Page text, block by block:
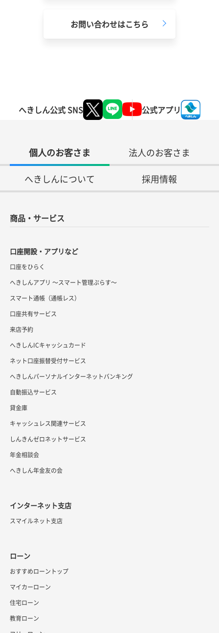
お問い合わせはこちら
へきしん公式 SNS 公式アプリ
個人のお客さま
法人のお客さま
へきしんについて
採用情報
商品・サービス
口座開設・アプリなど
口座をひらく
へきしんアプリ ～スマート管理ぷらす～
スマート通帳（通帳レス）
口座共有サービス
来店予約
へきしんICキャッシュカード
ネット口座振替受付サービス
へきしんパーソナルインターネットバンキング
自動振込サービス
貸金庫
キャッシュレス関連サービス
しんきんゼロネットサービス
年金相談会
へきしん年金友の会
インターネット支店
スマイルネット支店
ローン
おすすめローントップ
マイカーローン
住宅ローン
教育ローン